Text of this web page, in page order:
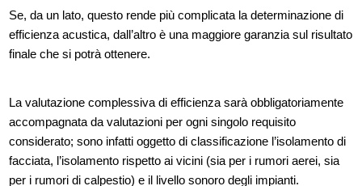
Se, da un lato, questo rende più complicata la determinazione di
efficienza acustica, dall’altro è una maggiore garanzia sul risultato
finale che si potrà ottenere.
La valutazione complessiva di efficienza sarà obbligatoriamente
accompagnata da valutazioni per ogni singolo requisito
considerato; sono infatti oggetto di classificazione l’isolamento di
facciata, l’isolamento rispetto ai vicini (sia per i rumori aerei, sia
per i rumori di calpestio) e il livello sonoro degli impianti.